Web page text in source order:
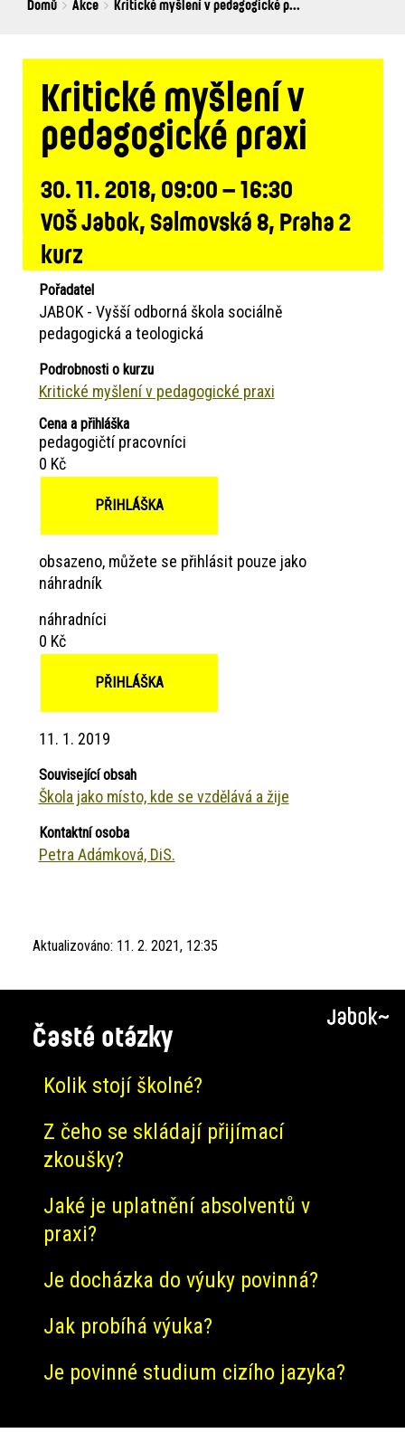
Breadcrumbs
You
Domů Akce Kritické myšlení v pedagogické p...
Kritické myšlení v
pedagogické praxi
30. 11. 2018, 09:00 – 16:30
VOŠ Jabok, Salmovská 8, Praha 2
kurz
Pořadatel
JABOK - Vyšší odborná škola sociálně
pedagogická a teologická
Podrobnosti o kurzu
Kritické myšlení v pedagogické praxi
Cena a přihláška
pedagogičtí pracovníci
0 Kč
PŘIHLÁŠKA
obsazeno, můžete se přihlásit pouze jako
náhradník
náhradníci
0 Kč
PŘIHLÁŠKA
11. 1. 2019
Související obsah
Škola jako místo, kde se vzdělává a žije
Kontaktní osoba
Petra Adámková, DiS.
Aktualizováno: 11. 2. 2021, 12:35
Časté otázky
Kolik stojí školné?
Z čeho se skládají přijímací
zkoušky?
Jaké je uplatnění absolventů v
praxi?
Je docházka do výuky povinná?
Jak probíhá výuka?
Je povinné studium cizího jazyka?